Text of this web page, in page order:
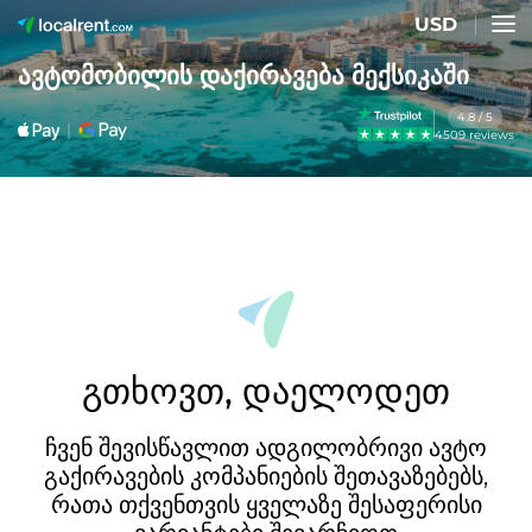
USD
ავტომობილის დაქირავება მექსიკაში
4.8 / 5
4509 reviews
გთხოვთ, დაელოდეთ
ჩვენ შევისწავლით ადგილობრივი ავტო
გაქირავების კომპანიების შეთავაზებებს,
რათა თქვენთვის ყველაზე შესაფერისი